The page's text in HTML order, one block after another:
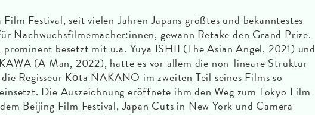
Film Festival, seit vielen Jahren Japans größtes und bekanntestes
Nachwuchsfilmemacher:innen, gewann Retake den Grand Prize.
prominent besetzt mit u.a. Yuya ISHII (The Asian Angel, 2021) und
(A Man, 2022), hatte es vor allem die non-lineare Struktur
Regisseur Kōta NAKANO im zweiten Teil seines Films so
Die Auszeichnung eröffnete ihm den Weg zum Tokyo Film
Beijing Film Festival, Japan Cuts in New York und Camera